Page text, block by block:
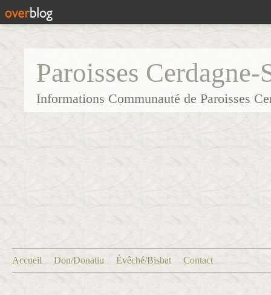
Paroisses
Informations Communauté de Paroisses
Accueil Don/Donatiu Évêché/Bisbat Contact